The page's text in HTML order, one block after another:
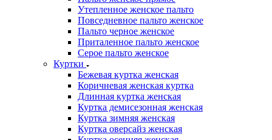
Утепленное женское пальто
Повседневное пальто женское
Пальто черное женское
Приталенное пальто женское
Серое пальто женское
Куртки
Бежевая куртка женская
Коричневая женская куртка
Длинная куртка женская
Куртка демисезонная женская
Куртка зимняя женская
Куртка оверсайз женская